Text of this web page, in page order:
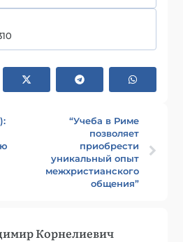
“Учеба в Риме
позволяет
приобрести
уникальный опыт
межхристианского
общения”
Корнелиевич